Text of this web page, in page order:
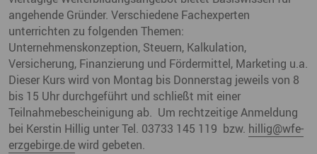
angehende Gründer. Verschiedene Fachexperten
unterrichten zu folgenden Themen:
Unternehmenskonzeption, Steuern, Kalkulation,
Versicherung, Finanzierung und Fördermittel, Marketing u.a.
Dieser Kurs wird von Montag bis Donnerstag jeweils von 8
bis 15 Uhr durchgeführt und schließt mit einer
Teilnahmebescheinigung ab. Um rechtzeitige Anmeldung
bei Kerstin Hillig unter Tel. 03733 145 119 bzw. hillig@wfe-
erzgebirge.dewird gebeten.